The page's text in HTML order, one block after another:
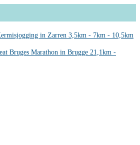
in Zarren 3,5km - 7km - 10,5km
Bruges Marathon in Brugge 21,1km -